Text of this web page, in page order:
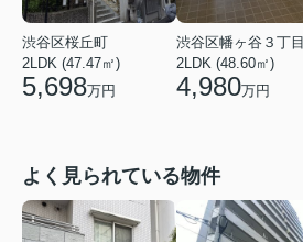
渋谷区桜丘町
2LDK (47.47㎡)
5,698万円
渋谷区幡ヶ谷３丁目
2LDK (48.60㎡)
4,980万円
よく見られている物件